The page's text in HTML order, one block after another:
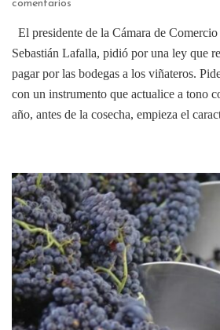
comentarios
El presidente de la Cámara de
Sebastián Lafalla, pidió por una ley que
pagar por las bodegas a los viñateros.
con un instrumento que actualice a
año, antes de la cosecha, empieza el